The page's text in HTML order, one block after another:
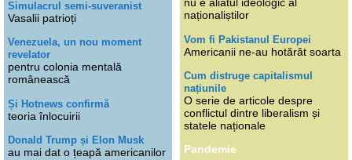
Simulacrul semi-suveranist
Vasalii patrioți
Venezuela, un nou moment
revelator
pentru colonia mentală
românească
Și Hotnews confirmă
teoria înlocuirii
Donald Trump și Elon Musk
au mai dat o țeapă americanilor
nu e aliatul ideologic al
naționaliștilor
Vom fi Pakistanul Europei
Americanii ne-au hotărât soarta
Cum distruge capitalismul
națiunile
O serie de articole despre
conflictul dintre liberalism și
statele naționale
Pandemie